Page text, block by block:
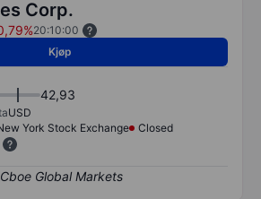
Corp.
20:10:00
Kjøp
42,93
USD
York Stock Exchange
Closed